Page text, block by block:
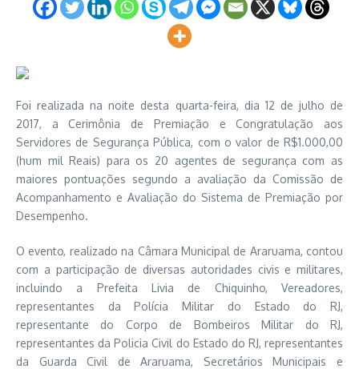
Foi realizada na noite desta quarta-feira, dia 12 de julho de
2017, a Cerimônia de Premiação e Congratulação aos
Servidores de Segurança Pública, com o valor de R$1.000,00
(hum mil Reais) para os 20 agentes de segurança com as
maiores pontuações segundo a avaliação da Comissão de
Acompanhamento e Avaliação do Sistema de Premiação por
Desempenho.
O evento, realizado na Câmara Municipal de Araruama, contou
com a participação de diversas autoridades civis e militares,
incluindo a Prefeita Livia de Chiquinho, Vereadores,
representantes da Polícia Militar do Estado do RJ,
representante do Corpo de Bombeiros Militar do RJ,
representantes da Policia Civil do Estado do RJ, representantes
da Guarda Civil de Araruama, Secretários Municipais e